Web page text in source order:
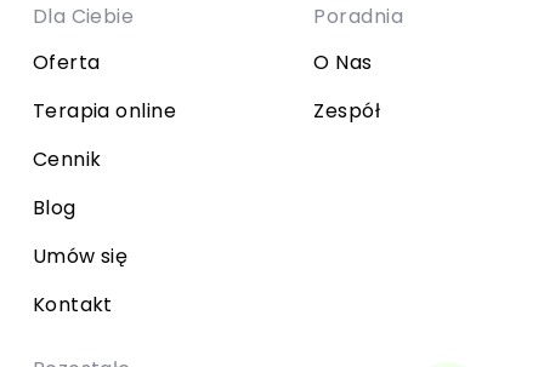
Dla Ciebie
Oferta
Terapia online
Cennik
Blog
Umów się
Kontakt
Poradnia
O Nas
Zespół